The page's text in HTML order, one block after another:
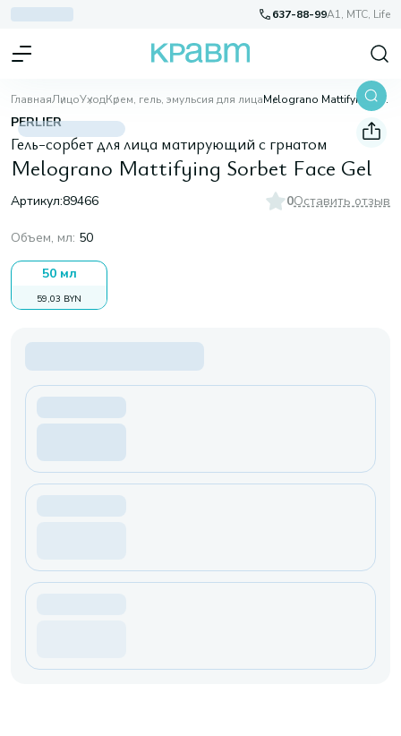
637-88-99A1, МТС, Life
ГлавнаяЛицоУходКрем, гель, эмульсия для лица Melograno Mattifying Sorbet Face Gel
PERLIER
Гель-сорбет для лица матирующий с грнатом
Melograno Mattifying Sorbet Face Gel
Артикул:89466 0Оставить отзыв
Объем, мл: 50
50 мл
59,03 BYN